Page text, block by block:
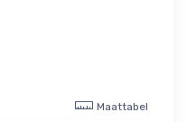
Maattabel